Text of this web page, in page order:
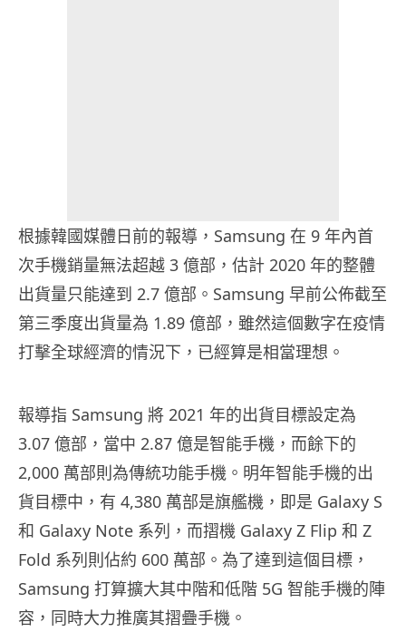
根據韓國媒體日前的報導，Samsung 在 9 年內首
次手機銷量無法超越 3 億部，估計 2020 年的整體
出貨量只能達到 2.7 億部。Samsung 早前公佈截至
第三季度出貨量為 1.89 億部，雖然這個數字在疫情
打擊全球經濟的情況下，已經算是相當理想。
報導指 Samsung 將 2021 年的出貨目標設定為
3.07 億部，當中 2.87 億是智能手機，而餘下的
2,000 萬部則為傳統功能手機。明年智能手機的出
貨目標中，有 4,380 萬部是旗艦機，即是 Galaxy S
和 Galaxy Note 系列，而摺機 Galaxy Z Flip 和 Z
Fold 系列則佔約 600 萬部。為了達到這個目標，
Samsung 打算擴大其中階和低階 5G 智能手機的陣
容，同時大力推廣其摺疊手機。